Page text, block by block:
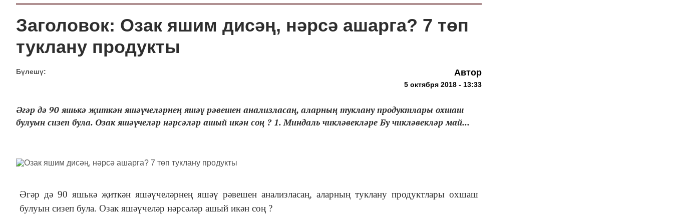
Заголовок: Озак яшим дисәң, нәрсә ашарга? 7 төп
туклану продукты
Бүлешү: Автор
5 октября 2018 - 13:33
Әгәр дә 90 яшькә җиткән яшәүчеләрнең яшәү рәвешен анализласаң, аларның туклану продуктлары охшаш
булуын сизеп була. Озак яшәүчеләр нәрсәләр ашый икән соң ? 1. Миндаль чикләвекләре Бу чикләвекләр май...
Әгәр дә 90 яшькә җиткән яшәүчеләрнең яшәү рәвешен анализласаң, аларның туклану продуктлары охшаш
булуын сизеп була. Озак яшәүчеләр нәрсәләр ашый икән соң ?